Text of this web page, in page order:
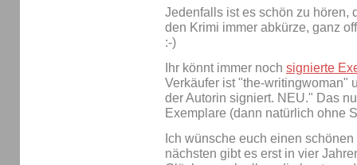
Jedenfalls ist es schön zu hören,
den Krimi immer abkürze, ganz
:-)
Ihr könnt immer noch signierte
Verkäufer ist "the-writingwoman"
der Autorin signiert. NEU." Das
Exemplare (dann natürlich ohne
Ich wünsche euch einen schönen
nächsten gibt es erst in vier